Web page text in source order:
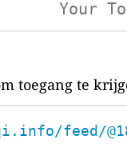
toegang te
feed/